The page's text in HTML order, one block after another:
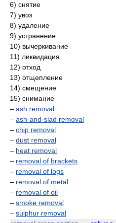
6) снятие
7) увоз
8) удаление
9) устранение
10) вычеркивание
11) ликвидация
12) отход
13) отщепление
14) смещение
15) снимание
– ash removal
– ash-and-slad removal
– chip removal
– dust removal
– heat removal
– removal of brackets
– removal of logs
– removal of metal
– removal of oil
– smoke removal
– sulphur removal